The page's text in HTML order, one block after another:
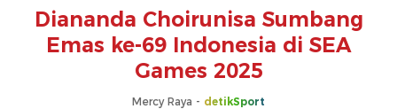
Diananda Choirunisa Sumbang
Emas ke-69 Indonesia di SEA
Games 2025
Mercy Raya - detikSport